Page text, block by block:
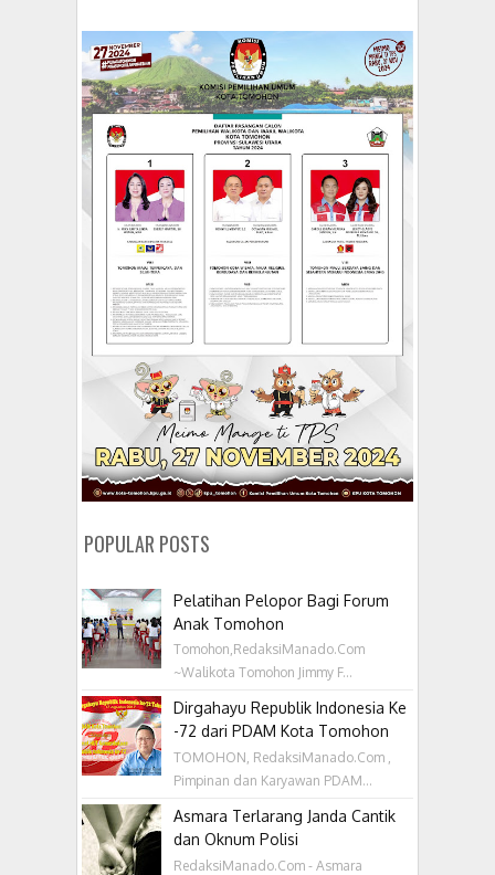
POPULAR POSTS
Pelatihan Pelopor Bagi Forum
Anak Tomohon
Tomohon,RedaksiManado.Com
~Walikota Tomohon Jimmy F...
Dirgahayu Republik Indonesia Ke
-72 dari PDAM Kota Tomohon
TOMOHON, RedaksiManado.Com ,
Pimpinan dan Karyawan PDAM...
Asmara Terlarang Janda Cantik
dan Oknum Polisi
RedaksiManado.Com - Asmara